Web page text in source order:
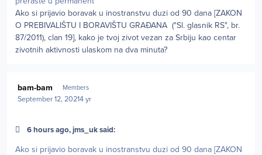
Ako si prijavio boravak u inostranstvu duzi od 90 dana [ZAKON
O PREBIVALIŠTU I BORAVIŠTU GRAĐANA ("Sl. glasnik RS", br.
87/2011), clan 19], kako je tvoj zivot vezan za Srbiju kao centar
zivotnih aktivnosti ulaskom na dva minuta?
bam-bam Members
September 12, 20214 yr
6 hours ago, jms_uk said:
Ako si prijavio boravak u inostranstvu duzi od 90 dana [ZAKON